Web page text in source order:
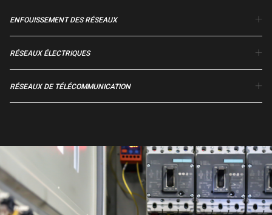
ENFOUISSEMENT DES RÉSEAUX
RÉSEAUX ÉLECTRIQUES
RÉSEAUX DE TÉLÉCOMMUNICATION